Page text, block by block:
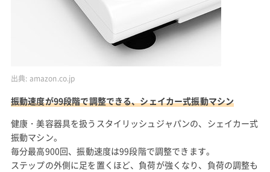
出典: amazon.co.jp
振動速度が99段階で調整できる、シェイカー式振動マシン
健康・美容器具を扱うスタイリッシュジャパンの、シェイカー式
振動マシン。
毎分最高900回、振動速度は99段階で調整できます。
ステップの外側に足を置くほど、負荷が強くなり、負荷の調整も